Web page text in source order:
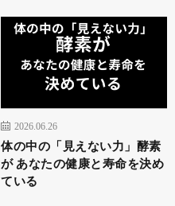
2026.06.26
体の中の「見えない力」酵素
が あなたの健康と寿命を決め
ている